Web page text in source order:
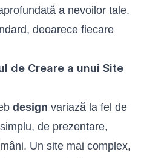
a nevoilor tale.
deoarece fiecare
de Creare a unui Site
design variază la fel de
de prezentare,
Un site mai complex,